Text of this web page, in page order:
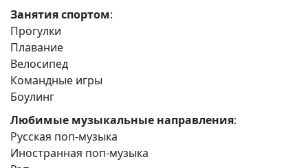
Занятия спортом:
Прогулки
Плавание
Велосипед
Командные игры
Боулинг
Любимые музыкальные направления:
Русская поп-музыка
Иностранная поп-музыка